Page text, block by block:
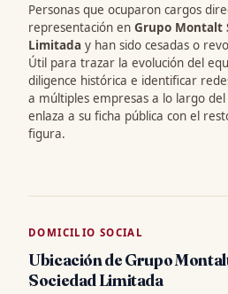
Personas que ocuparon cargos
representación en Grupo Montalt
Limitada y han sido cesadas o
Útil para trazar la evolución del
diligence histórica e identificar
a múltiples empresas a lo largo
enlaza a su ficha pública con el
figura.
DOMICILIO SOCIAL
Ubicación de Grupo
Sociedad Limitada